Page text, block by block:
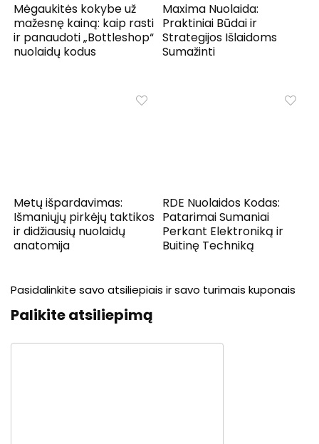
Mėgaukitės kokybe už
mažesnę kainą: kaip rasti
ir panaudoti „Bottleshop“
nuolaidų kodus
Maxima Nuolaida:
Praktiniai Būdai ir
Strategijos Išlaidoms
Sumažinti
Metų išpardavimas:
Išmaniųjų pirkėjų taktikos
ir didžiausių nuolaidų
anatomija
RDE Nuolaidos Kodas:
Patarimai Sumaniai
Perkant Elektroniką ir
Buitinę Techniką
Pasidalinkite savo atsiliepiais ir savo turimais kuponais
Palikite atsiliepimą